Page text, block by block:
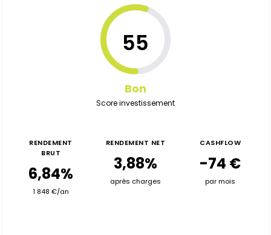
55
Bon
Score investissement
RENDEMENT
BRUT
6,84%
1 848 €/an
RENDEMENT NET
3,88%
après charges
CASHFLOW
-74 €
par mois